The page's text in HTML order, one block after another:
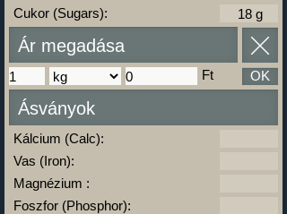
Cukor (Sugars):
Ár megadása
Ft OK
Ásványok
Kálcium (Calc):
Vas (Iron):
Magnézium :
Foszfor (Phosphor):